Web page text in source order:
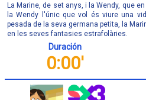
La Marine, de set anys, i la Wendy, que
la Wendy l'únic que vol és viure una
pesada de la seva germana petita, la
en les seves fantasies estrafolàries.
Duración
0:00'